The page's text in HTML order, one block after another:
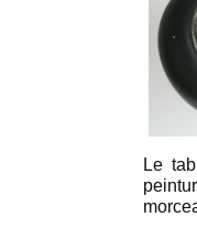
Le